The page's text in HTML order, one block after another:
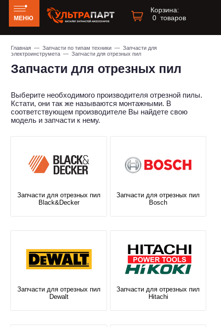
МЕНЮ
Корзина:
0 товаров
Главная —Запчасти по типам техники —Запчасти для
электроинструмета — Запчасти для отрезных пил
Запчасти для отрезных пил
Выберите необходимого производителя отрезной пилы.
Кстати, они так же называются монтажными. В
соответствующем производителе Вы найдете свою
модель и запчасти к нему.
Запчасти для отрезных пил
Black&Decker
Запчасти для отрезных пил
Bosch
Запчасти для отрезных пил
Dewalt
Запчасти для отрезных пил
Hitachi